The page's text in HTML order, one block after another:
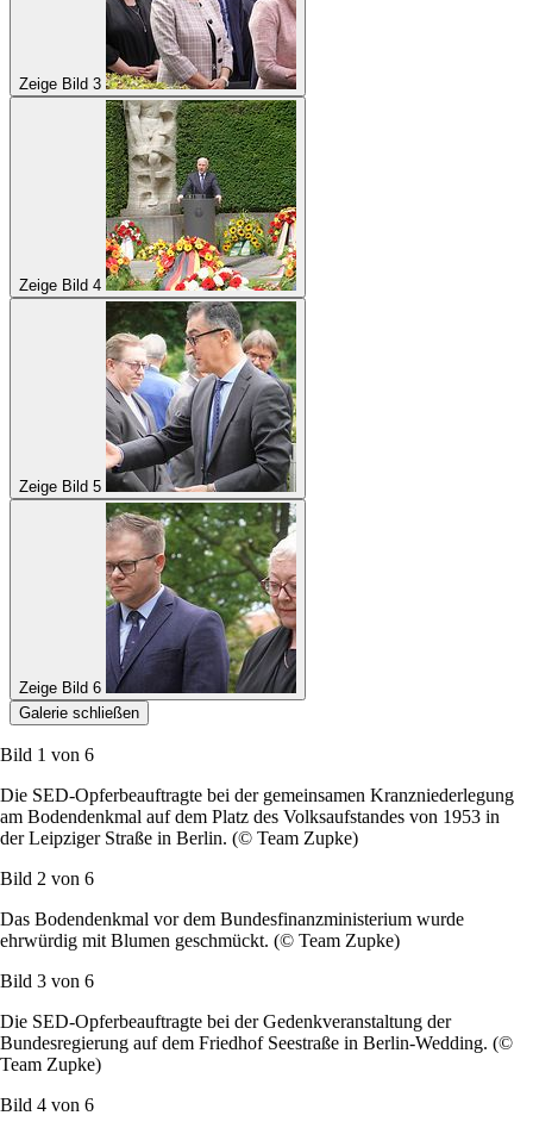
Zeige Bild 3
Zeige Bild 4
Zeige Bild 5
Zeige Bild 6
Galerie schließen
Bild 1 von 6
Die SED-Opferbeauftragte bei der gemeinsamen Kranzniederlegung
am Bodendenkmal auf dem Platz des Volksaufstandes von 1953 in
der Leipziger Straße in Berlin. (© Team Zupke)
Bild 2 von 6
Das Bodendenkmal vor dem Bundesfinanzministerium wurde
ehrwürdig mit Blumen geschmückt. (© Team Zupke)
Bild 3 von 6
Die SED-Opferbeauftragte bei der Gedenkveranstaltung der
Bundesregierung auf dem Friedhof Seestraße in Berlin-Wedding. (©
Team Zupke)
Bild 4 von 6